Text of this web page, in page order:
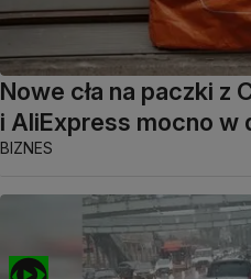
Nowe cła na paczki z
i AliExpress mocno w
BIZNES